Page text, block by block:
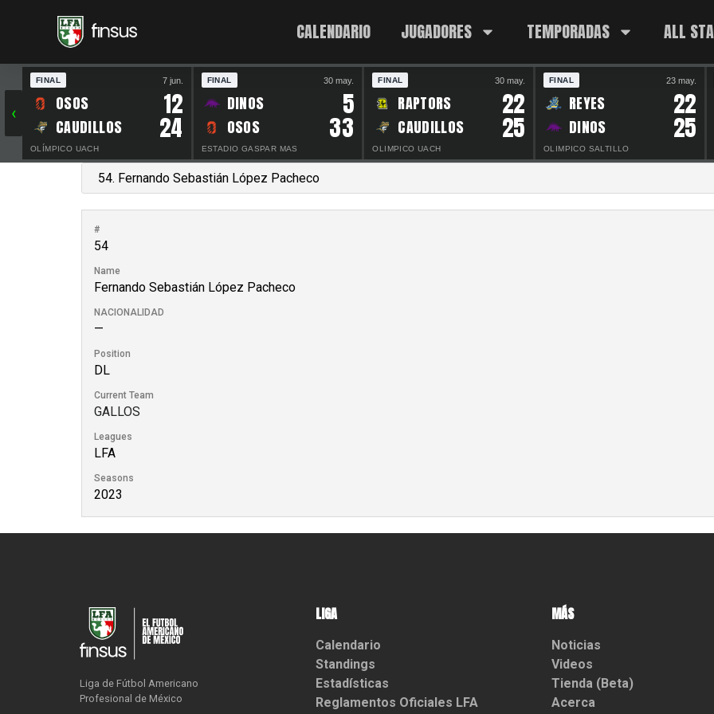
CALENDARIO JUGADORES TEMPORADAS ALL
‹
FINAL 7 jun.
OSOS 12
CAUDILLOS 24
OLÍMPICO UACH
FINAL 30 may.
DINOS 5
OSOS 33
ESTADIO GASPAR MAS
FINAL 30 may.
RAPTORS 22
CAUDILLOS 25
OLIMPICO UACH
FINAL 23 may.
REYES 22
DINOS 25
OLIMPICO SALTILLO
#
54
Name
Fernando Sebastián López Pacheco
NACIONALIDAD
—
Position
DL
Current Team
GALLOS
Leagues
LFA
Seasons
2023
Liga de Fútbol Americano
Profesional de México
LIGA
Calendario
Standings
Estadísticas
Reglamentos Oficiales LFA
MÁS
Noticias
Videos
Tienda (Beta)
Acerca